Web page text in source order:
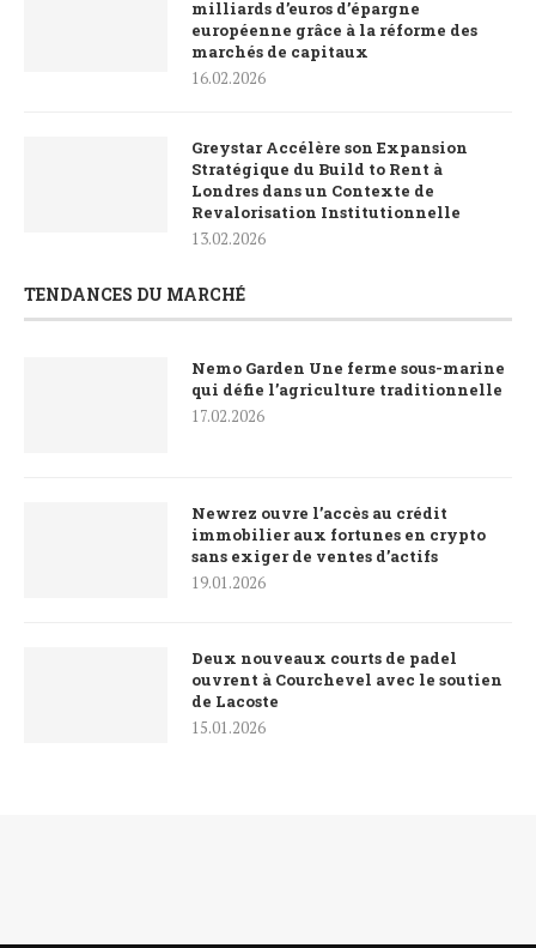
milliards d’euros d’épargne
européenne grâce à la réforme des
marchés de capitaux
16.02.2026
Greystar Accélère son Expansion
Stratégique du Build to Rent à
Londres dans un Contexte de
Revalorisation Institutionnelle
13.02.2026
TENDANCES DU MARCHÉ
Nemo Garden Une ferme sous-marine
qui défie l’agriculture traditionnelle
17.02.2026
Newrez ouvre l’accès au crédit
immobilier aux fortunes en crypto
sans exiger de ventes d’actifs
19.01.2026
Deux nouveaux courts de padel
ouvrent à Courchevel avec le soutien
de Lacoste
15.01.2026